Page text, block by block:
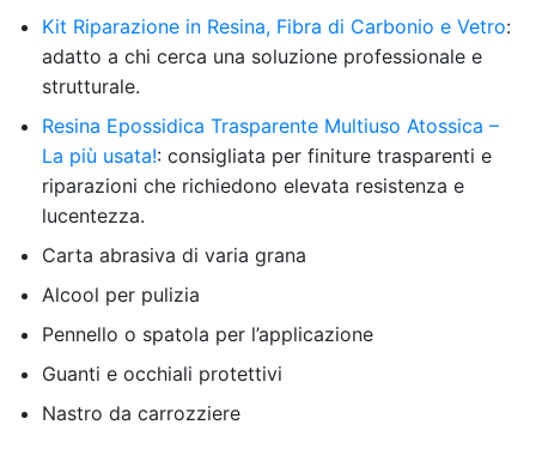
Kit Riparazione in Resina, Fibra di Carbonio e Vetro:
adatto a chi cerca una soluzione professionale e
strutturale.
Resina Epossidica Trasparente Multiuso Atossica –
La più usata!: consigliata per finiture trasparenti e
riparazioni che richiedono elevata resistenza e
lucentezza.
Carta abrasiva di varia grana
Alcool per pulizia
Pennello o spatola per l’applicazione
Guanti e occhiali protettivi
Nastro da carrozziere